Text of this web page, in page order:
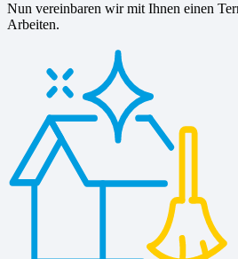
Nun vereinbaren wir mit Ihnen einen
Arbeiten.